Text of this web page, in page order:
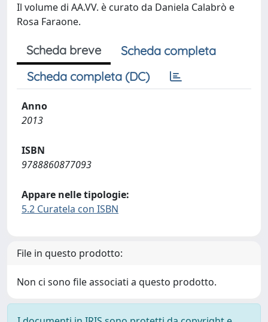
Il volume di AA.VV. è curato da Daniela Calabrò e
Rosa Faraone.
Scheda breve
Scheda completa
Scheda completa (DC)
Anno
2013
ISBN
9788860877093
Appare nelle tipologie:
5.2 Curatela con ISBN
File in questo prodotto:
Non ci sono file associati a questo prodotto.